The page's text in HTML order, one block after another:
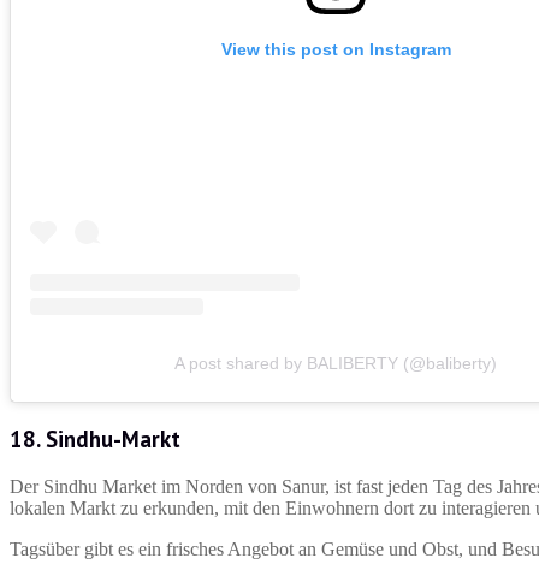
View this post on Instagram
A post shared by BALIBERTY (@baliberty)
18. Sindhu-Markt
Der Sindhu Market im Norden von Sanur, ist fast jeden Tag des
lokalen Markt zu erkunden, mit den Einwohnern dort zu
Tagsüber gibt es ein frisches Angebot an Gemüse und Obst, und